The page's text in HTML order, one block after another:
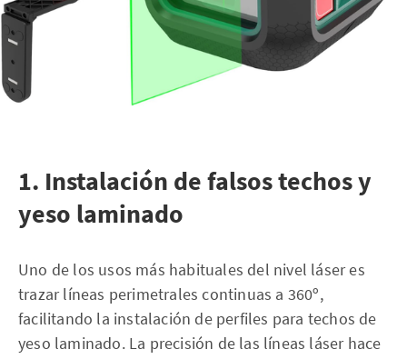
1. Instalación de falsos techos y
yeso laminado
Uno de los usos más habituales del nivel láser es
trazar líneas perimetrales continuas a 360º,
facilitando la instalación de perfiles para techos de
yeso laminado. La precisión de las líneas láser hace